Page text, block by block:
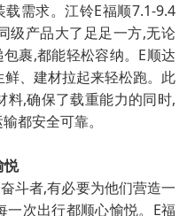
需求。江铃E福顺7.1-9.4
级产品大了足足一方,无论
裹,都能轻松容纳。E顺达
、建材拉起来轻松跑。此
料,确保了载重能力的同时,
都安全可靠。
悦
斗者,有必要为他们营造一
一次出行都顺心愉悦。E福